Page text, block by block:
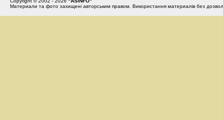
Материали та фото захищені авторським правом. Використання материалів без